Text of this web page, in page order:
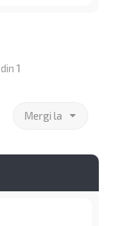
din 1
Mergi la